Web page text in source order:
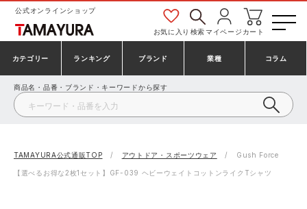
公式オンラインショップ
お気に入り 検索マイページ カート
カテゴリー
安全靴・作業靴
ランキング
安全靴ランキング
安全靴スニーカーランキング
ブランド
アシックス
プーマ コンバース（CONVERSE）
業種
建設・建築作業服
製造・工場作業服
コラム
商品名・品番・ブランド・キーワードから探す
TAMAYURA公式通販TOP アウトドア・スポーツウェア Gush Force
【選べるお得な2枚1セット】GF-039 ヘビーウェイトコットンライクTシャツ